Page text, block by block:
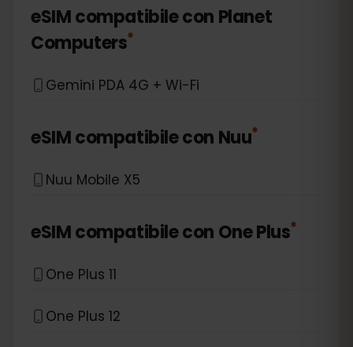
eSIM compatibile con Planet
Computers*
Gemini PDA 4G + Wi-Fi
eSIM compatibile con Nuu*
Nuu Mobile X5
eSIM compatibile con One Plus*
One Plus 11
One Plus 12